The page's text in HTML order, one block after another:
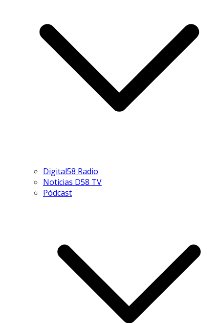
Digital58 Radio
Noticias D58 TV
Pódcast